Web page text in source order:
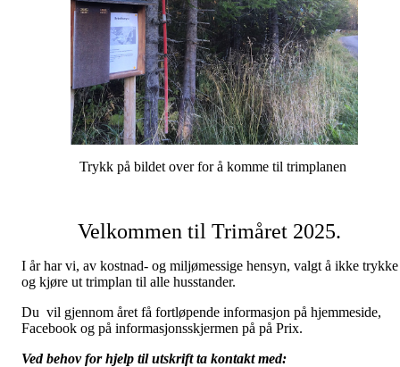
Trykk på bildet over for å komme til trimplanen
Velkommen til Trimåret 2025.
I år har vi, av kostnad- og miljømessige hensyn, valgt å ikke trykke
og kjøre ut trimplan til alle husstander.
Du vil gjennom året få fortløpende informasjon på hjemmeside,
Facebook og på informasjonsskjermen på på Prix.
Ved behov for hjelp til utskrift ta kontakt med: